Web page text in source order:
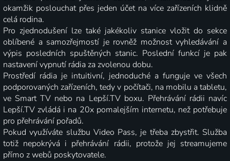
okamžik poslouchat přes jeden účet na více zařízeních klidně
celá rodina.
Pro zjednodušení lze také jakékoliv stanice vložit do sekce
oblíbené a samozřejmostí je rovněž možnost vyhledávání a
výpis posledních spuštěných stanic. Poslední funkcí je pak
nastavení vypnutí rádia za zvolenou dobu.
Prostředí rádia je intuitivní, jednoduché a funguje ve všech
podporovaných zařízeních, tedy v počítači, na mobilu a tabletu,
ve Smart TV nebo na Lepší.TV boxu. Přehrávání rádii navíc
Lepší.TV zvládá i na 20x pomalejším internetu, než potřebuje
pro přehrávání pořadů.
Pokud využíváte službu Video Pass, je třeba zbystřit. Služba
totiž nepokrývá i přehrávání rádii, protože jej streamujeme
přímo z webů poskytovatele.